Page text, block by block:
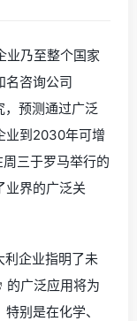
业乃至整个国家
名咨询公司
预测通过广泛
业到2030年可增
三于罗马举行的
业界的广泛关
利企业指明了未
的广泛应用将为
别是在化学、